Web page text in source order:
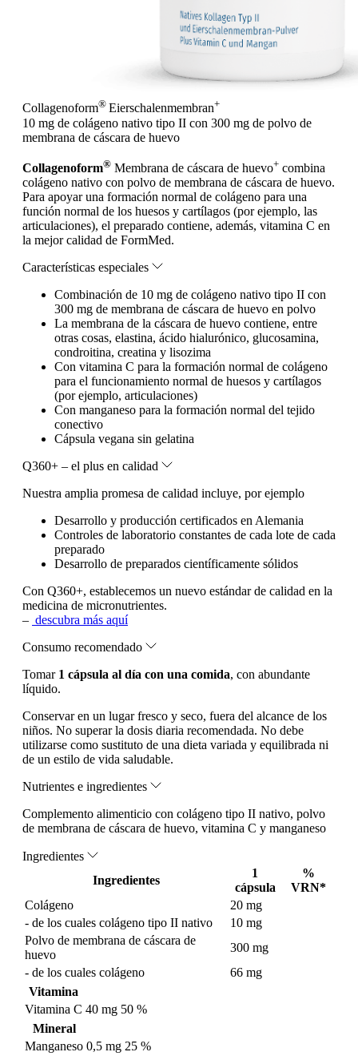
Collagenoform® Eierschalenmembran+
10 mg de colágeno nativo tipo II con 300 mg de polvo de
membrana de cáscara de huevo
Collagenoform® Membrana de cáscara de huevo+ combina
colágeno nativo con polvo de membrana de cáscara de huevo.
Para apoyar una formación normal de colágeno para una
función normal de los huesos y cartílagos (por ejemplo, las
articulaciones), el preparado contiene, además, vitamina C en
la mejor calidad de FormMed.
Características especiales
Combinación de 10 mg de colágeno nativo tipo II con
300 mg de membrana de cáscara de huevo en polvo
La membrana de la cáscara de huevo contiene, entre
otras cosas, elastina, ácido hialurónico, glucosamina,
condroitina, creatina y lisozima
Con vitamina C para la formación normal de colágeno
para el funcionamiento normal de huesos y cartílagos
(por ejemplo, articulaciones)
Con manganeso para la formación normal del tejido
conectivo
Cápsula vegana sin gelatina
Q360+ – el plus en calidad
Nuestra amplia promesa de calidad incluye, por ejemplo
Desarrollo y producción certificados en Alemania
Controles de laboratorio constantes de cada lote de cada
preparado
Desarrollo de preparados científicamente sólidos
Con Q360+, establecemos un nuevo estándar de calidad en la
medicina de micronutrientes.
– descubra más aquí
Consumo recomendado
Tomar 1 cápsula al día con una comida, con abundante
líquido.
Conservar en un lugar fresco y seco, fuera del alcance de los
niños. No superar la dosis diaria recomendada. No debe
utilizarse como sustituto de una dieta variada y equilibrada ni
de un estilo de vida saludable.
Nutrientes e ingredientes
Complemento alimenticio con colágeno tipo II nativo, polvo
de membrana de cáscara de huevo, vitamina C y manganeso
Ingredientes
Ingredientes
1
cápsula
%
VRN*
Colágeno
20 mg
- de los cuales colágeno tipo II nativo
10 mg
Polvo de membrana de cáscara de
huevo
300 mg
- de los cuales colágeno
66 mg
Vitamina
Vitamina C 40 mg 50 %
Mineral
Manganeso 0,5 mg 25 %